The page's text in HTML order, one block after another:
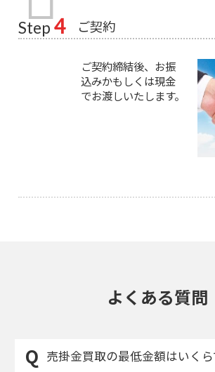
Step 4 ご契約
ご契約締結後、お振
込みかもしくは現金
でお渡しいたします。
よくある質問
売掛金買取の最低金額はいくら